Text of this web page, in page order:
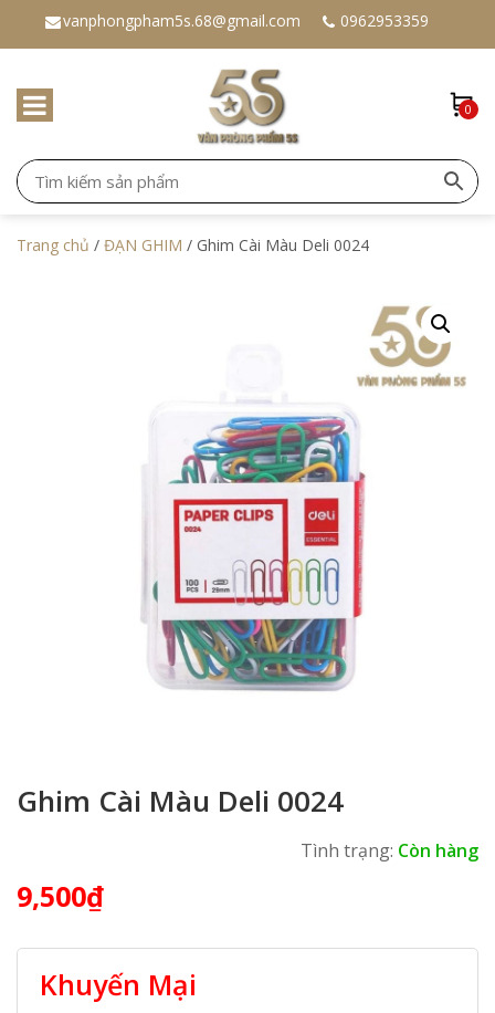
vanphongpham5s.68@gmail.com 0962953359
0
Trang chủ / ĐẠN GHIM / Ghim Cài Màu Deli 0024
Ghim Cài Màu Deli 0024
Tình trạng: Còn hàng
9,500₫
Khuyến Mại